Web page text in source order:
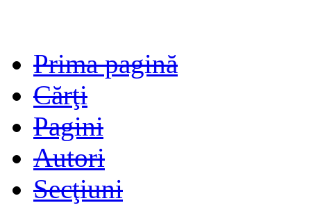
Prima pagină
Cărţi
Pagini
Autori
Secţiuni